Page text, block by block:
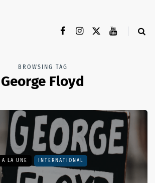
BROWSING TAG
George Floyd
A LA UNE INTERNATIONAL